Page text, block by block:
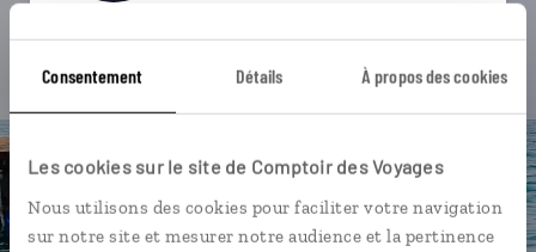
Consentement Détails À propos des cookies
Les cookies sur le site de Comptoir des Voyages
Nous utilisons des cookies pour faciliter votre navigation
sur notre site et mesurer notre audience et la pertinence
Ils sauront organiser votre itinéraire au plus
Échangez en face à face ou depuis nos studios
connectés en agence, mais aussi par email ou
téléphone.